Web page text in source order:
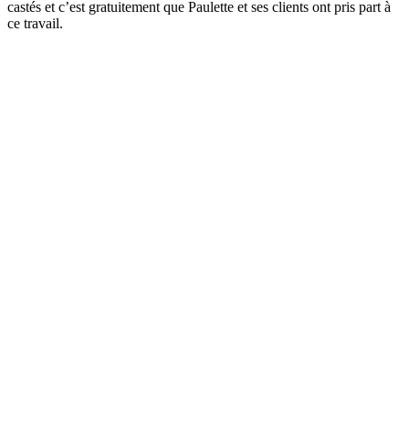
castés et c’est gratuitement que Paulette et ses clients ont pris part à
ce travail.